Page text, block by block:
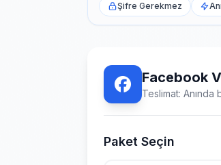
Şifre Gerekmez
Facebook
Teslimat: Anında
Paket Seçin